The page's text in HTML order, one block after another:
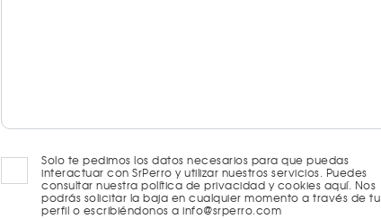
Solo te pedimos los datos necesarios para que puedas
interactuar con SrPerro y utilizar nuestros servicios. Puedes
consultar nuestra política de privacidad y cookies aquí. Nos
podrás solicitar la baja en cualquier momento a través de tu
perfil o escribiéndonos a info@srperro.com